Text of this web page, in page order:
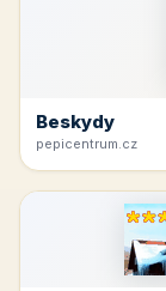
Beskydy
pepicentrum.cz